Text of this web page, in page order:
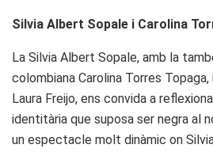
Silvia Albert Sopale i Carolina
La Silvia Albert Sopale, amb la
colombiana Carolina Torres Topaga,
Laura Freijo, ens convida a
identitària que suposa ser negra al
un espectacle molt dinàmic on